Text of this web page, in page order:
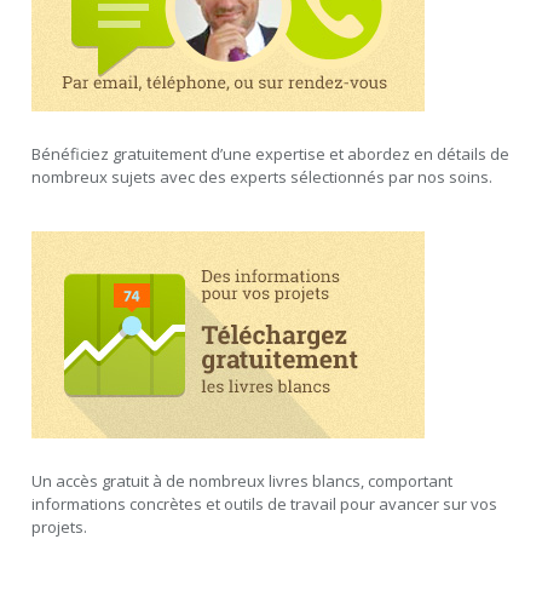
Bénéficiez gratuitement d’une expertise et abordez en détails de
nombreux sujets avec des experts sélectionnés par nos soins.
Un accès gratuit à de nombreux livres blancs, comportant
informations concrètes et outils de travail pour avancer sur vos
projets.